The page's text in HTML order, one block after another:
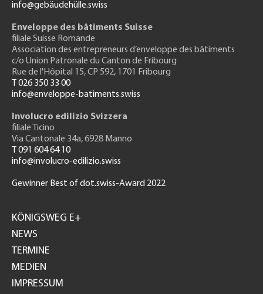
info@gebäudehülle.swiss
Enveloppe des bâtiments Suisse
filiale Suisse Romande
Association des entrepreneurs d’enveloppe des bâtiments
c/o Union Patronale du Canton de Fribourg
Rue de l'Hôpital 15, CP 592, 1701 Fribourg
T 026 350 33 00
info@enveloppe-batiments.swiss
Involucro edilizio Svizzera
filiale Ticino
Via Cantonale 34a, 6928 Manno
T 091 604 64 10
info@involucro-edilizio.swiss
Gewinner Best of dot.swiss-Award 2022
GH
KÖNIGSWEG E+
NEWS
TERMINE
MEDIEN
IMPRESSUM